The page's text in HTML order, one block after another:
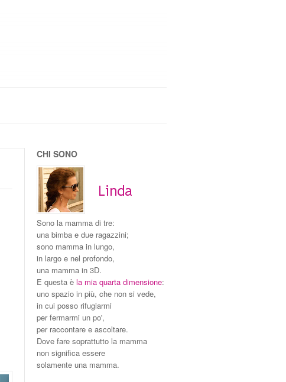
CHI SONO
Sono la mamma di tre:
una bimba e due ragazzini;
sono mamma in lungo,
in largo e nel profondo,
una mamma in 3D.
E questa è la mia quarta dimensione:
uno spazio in più, che non si vede,
in cui posso rifugiarmi
per fermarmi un po',
per raccontare e ascoltare.
Dove fare soprattutto la mamma
non significa essere
solamente una mamma.